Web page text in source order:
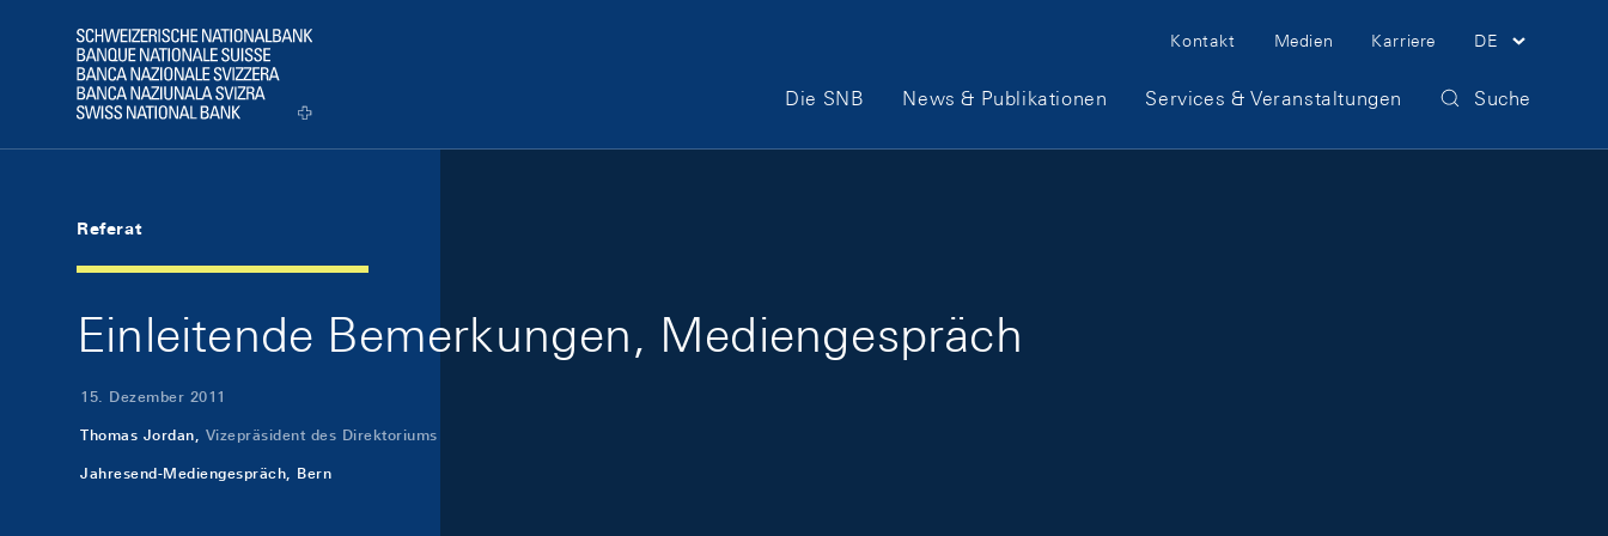
Logo
Meta Navigation
Kontakt Medien Karriere DE
Hauptnavigation
Die SNB News & Publikationen Services & Veranstaltungen Suche
Referat
Einleitende Bemerkungen, Mediengespräch
15. Dezember 2011
Thomas Jordan, Vizepräsident des Direktoriums
Jahresend-Mediengespräch, Bern